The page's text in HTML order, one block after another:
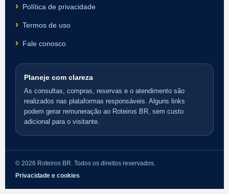
Política de privacidade
Termos de uso
Fale conosco
Planeje com clareza
As consultas, compras, reservas e o atendimento são
realizados nas plataformas responsáveis. Alguns links
podem gerar remuneração ao Roteiros BR, sem custo
adicional para o visitante.
© 2026 Roteiros BR. Todos os direitos reservados.
Privacidade e cookies